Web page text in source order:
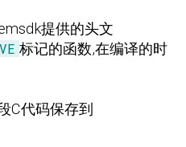
提供的头文
标记的函数,在编译的时
C代码保存到